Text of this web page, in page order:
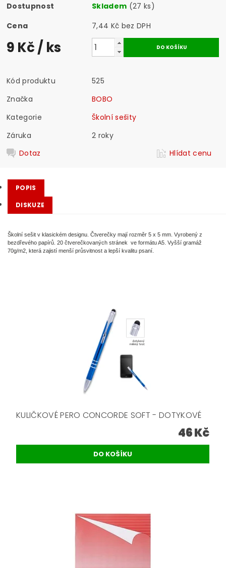
Dostupnost Skladem (27 ks)
Cena
7,44 Kč bez DPH
9 Kč/ ks
Kód produktu
525
Značka
BOBO
Kategorie
Školní sešity
Záruka
2 roky
Dotaz
Hlídat cenu
POPIS
DISKUZE
Školní sešit v klasickém designu. Čtverečky mají rozměr 5 x 5 mm. Vyrobený z
bezdřevého papírů. 20 čtverečkovaných stránek ve formátu A5. Vyšší gramáž
70g/m2, která zajistí menší průsvitnost a lepší kvalitu psaní.
KULIČKOVÉ PERO CONCORDE SOFT - DOTYKOVÉ
46 Kč